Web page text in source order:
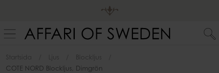
Startsida Ljus
Blockljus
COTE NORD Blockljus, Dimgrön